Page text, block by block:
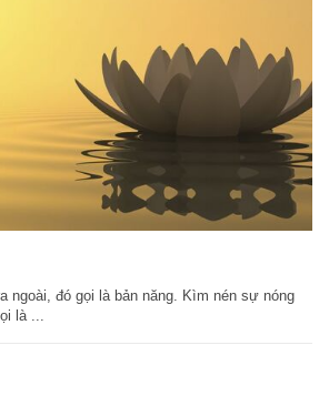
ngoài, đó gọi là bản năng. Kìm nén sự nóng
là ...